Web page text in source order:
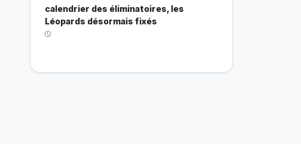
calendrier des éliminatoires, les
Léopards désormais fixés